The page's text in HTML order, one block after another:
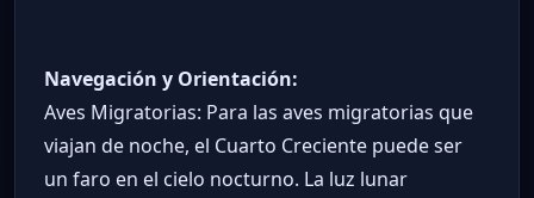
Navegación y Orientación:
Aves Migratorias: Para las aves migratorias que
viajan de noche, el Cuarto Creciente puede ser
un faro en el cielo nocturno. La luz lunar